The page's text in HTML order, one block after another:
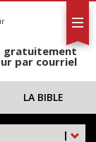
gratuitement
par courriel
LA BIBLE
|